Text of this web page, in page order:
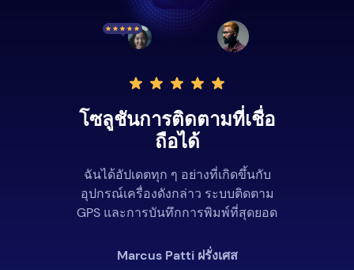
โซลูชันการติดตามที่เชื่อ
ถือได้
ฉันได้อัปเดตทุก ๆ อย่างที่เกิดขึ้นกับ
อุปกรณ์เครื่องดังกล่าว ระบบติดตาม
GPS และการบันทึกการพิมพ์ที่สุดยอด
Marcus Patti ฝรั่งเศส